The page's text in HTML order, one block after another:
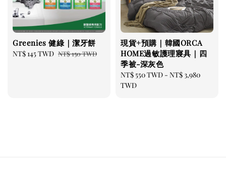
Greenies 健綠｜潔牙餅
Sale
NT$ 145 TWD Regular
NT$ 150 TWD
現貨+預購｜韓國ORCA
HOME過敏護理寢具｜四
季被-深灰色
Regular
price
NT$ 550 TWD - NT$ 3,980
TWD